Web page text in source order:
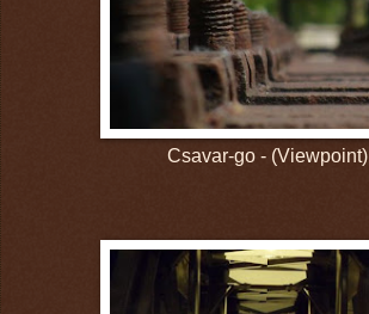
Csavar-go - (Viewpoint)